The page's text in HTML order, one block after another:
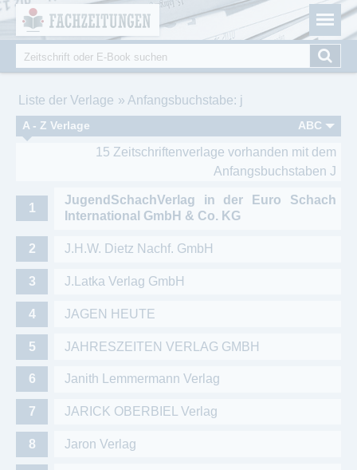
Fachzeitungen.de - Das unabhängige Portal für
Fachmagazine Fachpublikationen & eBooks
Suchformular
Suche
Liste der Verlage
Anfangsbuchstabe: j
A - Z Verlage
15 Zeitschriftenverlage vorhanden mit dem
Anfangsbuchstaben J
ABC
JugendSchachVerlag in der Euro Schach
International GmbH & Co. KG
J.H.W. Dietz Nachf. GmbH
J.Latka Verlag GmbH
JAGEN HEUTE
JAHRESZEITEN VERLAG GMBH
Janith Lemmermann Verlag
JARICK OBERBIEL Verlag
Jaron Verlag
Cookie-Einstellungen